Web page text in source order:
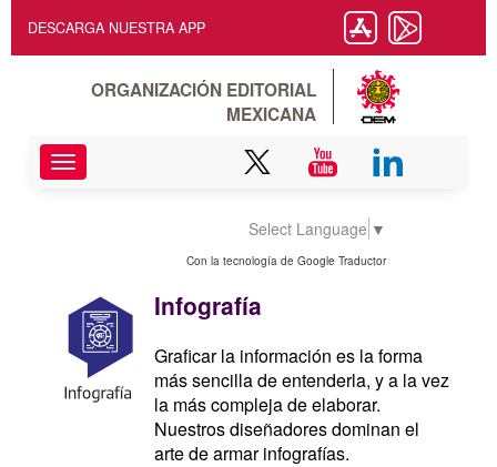
DESCARGA NUESTRA APP
ORGANIZACIÓN EDITORIAL
MEXICANA
Toggle
navigation
Con la tecnología de Google Traductor
Select Language ▼
Infografía
Graficar la información es la forma
más sencilla de entenderla, y a la vez
la más compleja de elaborar.
Nuestros diseñadores dominan el
arte de armar infografías.